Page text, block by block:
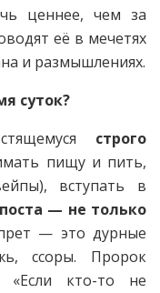
ценнее, чем за
её в мечетях
и размышлениях.
суток?
строго
пищу и пить,
вступать в
— не только
— это дурные
ссоры. Пророк
«Если кто-то не